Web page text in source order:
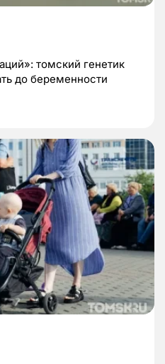
томский генетик
до беременности